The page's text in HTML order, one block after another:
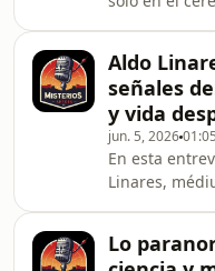
revel
ciencia,
casos de
aseguran
cambios de
ajenos,
extraños o
la vida de
apoyándonos
Aldo
señales
y vida
jun. 5, 2026
En esta
Linares,
de la muerte? Hablamos de
Lo